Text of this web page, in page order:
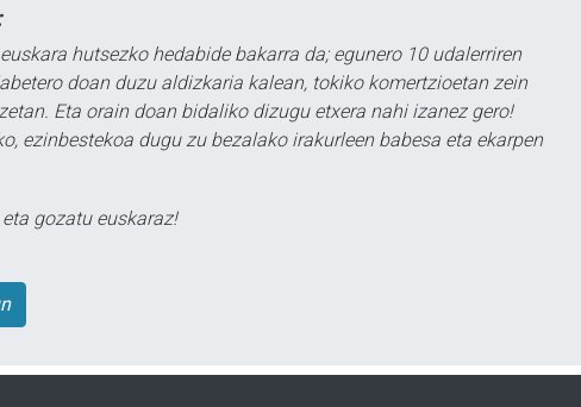
hutsezko hedabide bakarra da; egunero 10 udalerriren
doan duzu aldizkaria kalean, tokiko komertzioetan zein
Eta orain doan bidaliko dizugu etxera nahi izanez gero!
ezinbestekoa dugu zu bezalako irakurleen babesa eta ekarpen
gozatu euskaraz!